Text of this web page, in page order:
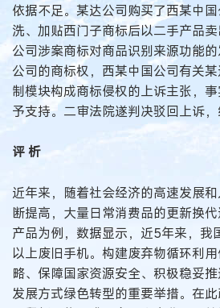
依据不足。某达公司购买了西某中
洗、加贴西门子商标后以二手产品
公司涉案商标对商品识别来源功能
公司的商标权，西某中国公司有关
制模块构成商标侵权的上诉主张，
予支持。二审法院遂判决驳回上诉，
评 析
近年来，随着社会经济的高速发展
断提高，大量日常消费品的更新换
产品为例，数据显示，近5年来，我
以上废旧手机。构建废弃物循环利
略、保障国家资源安全、积极稳妥
发展方式绿色转型的重要举措。在